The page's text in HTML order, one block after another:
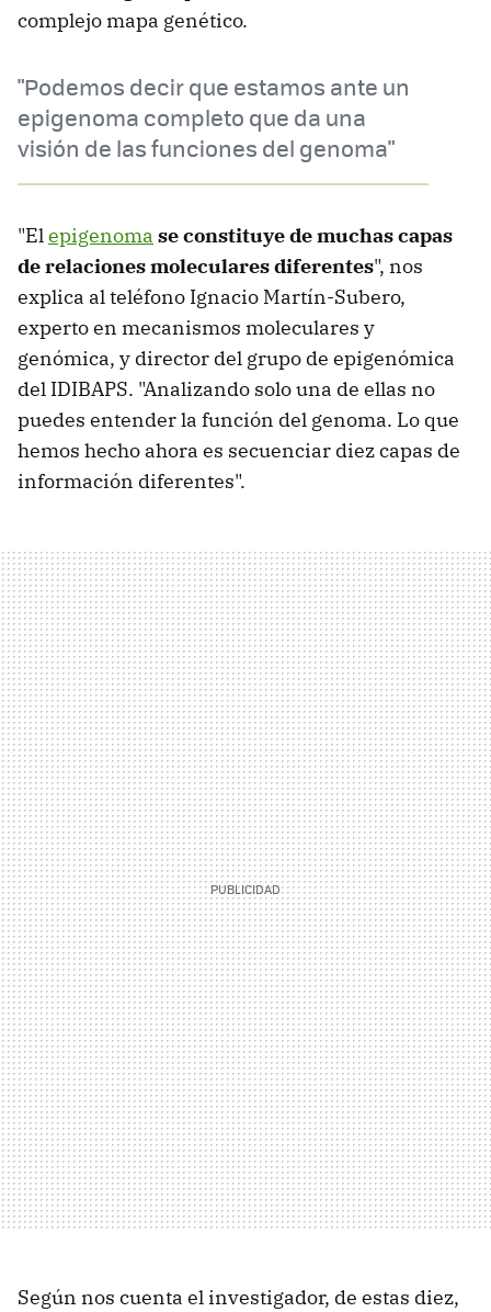
complejo mapa genético.
"Podemos decir que estamos ante un
epigenoma completo que da una
visión de las funciones del genoma"
"Elepigenoma se constituye de muchas capas
de relaciones moleculares diferentes", nos
explica al teléfono Ignacio Martín-Subero,
experto en mecanismos moleculares y
genómica, y director del grupo de epigenómica
del IDIBAPS. "Analizando solo una de ellas no
puedes entender la función del genoma. Lo que
hemos hecho ahora es secuenciar diez capas de
información diferentes".
Según nos cuenta el investigador, de estas diez,